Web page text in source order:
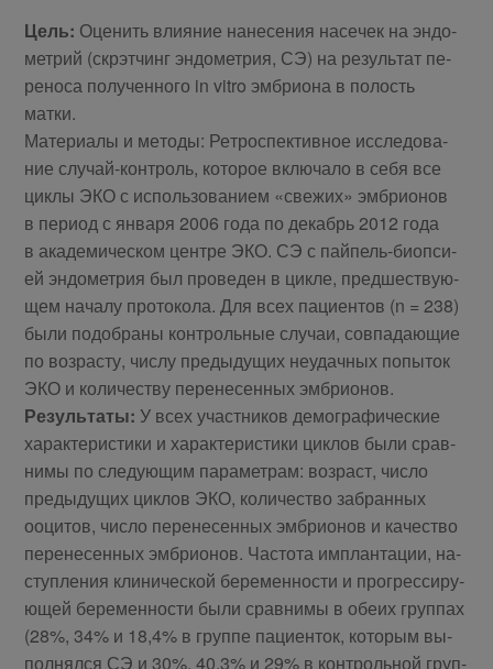
Цель: Оце­нить вли­я­ние на­не­се­ния на­се­чек на эн­до­
мет­рий (скр­эт­чинг эн­до­мет­рия, СЭ) на ре­зуль­тат пе­
ре­но­са по­лу­чен­но­го in vitro эм­бри­о­на в по­лость
матки.
Ма­те­ри­а­лы и ме­то­ды: Ре­тро­спек­тив­ное ис­сле­до­ва­
ние слу­чай-кон­троль, ко­то­рое вклю­ча­ло в се­бя все
цик­лы ЭКО с ис­поль­зо­ва­ни­ем «све­жих» эм­бри­о­нов
в пе­ри­од с ян­ва­ря 2006 го­да по де­кабрь 2012 го­да
в ака­де­ми­че­ском цен­тре ЭКО. СЭ с пай­пель-биоп­си­
ей эн­до­мет­рия был про­ве­ден в цик­ле, пред­ше­ству­ю­
щем на­ча­лу про­то­ко­ла. Для всех па­ци­ен­тов (n = 238)
бы­ли по­до­бра­ны кон­троль­ные слу­чаи, сов­па­да­ю­щие
по воз­рас­ту, чис­лу преды­ду­щих неудач­ных по­пы­ток
ЭКО и ко­ли­че­ству пе­ре­не­сен­ных эм­брионов.
Ре­зуль­та­ты: У всех участ­ни­ков де­мо­гра­фи­че­ские
ха­рак­те­ри­сти­ки и ха­рак­те­ри­сти­ки цик­лов бы­ли срав­
ни­мы по сле­ду­ю­щим па­ра­мет­рам: воз­раст, чис­ло
преды­ду­щих цик­лов ЭКО, ко­ли­че­ство за­бран­ных
ооци­тов, чис­ло пе­ре­не­сен­ных эм­бри­о­нов и ка­че­ство
пе­ре­не­сен­ных эм­бри­о­нов. Ча­сто­та им­план­та­ции, на­
ступ­ле­ния кли­ни­че­ской бе­ре­мен­но­сти и про­грес­си­ру­
ю­щей бе­ре­мен­но­сти бы­ли срав­ни­мы в обе­их груп­пах
(28%, 34% и 18,4% в груп­пе па­ци­ен­ток, ко­то­рым вы­
пол­нял­ся СЭ и 30%, 40,3% и 29% в кон­троль­ной груп­